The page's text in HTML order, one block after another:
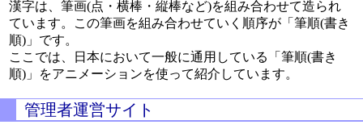
漢字は、筆画(点・横棒・縦棒など)を組み合わせて造られ
ています。この筆画を組み合わせていく順序が「筆順(書き
順)」です。
ここでは、日本において一般に通用している「筆順(書き
順)」をアニメーションを使って紹介しています。
管理者運営サイト